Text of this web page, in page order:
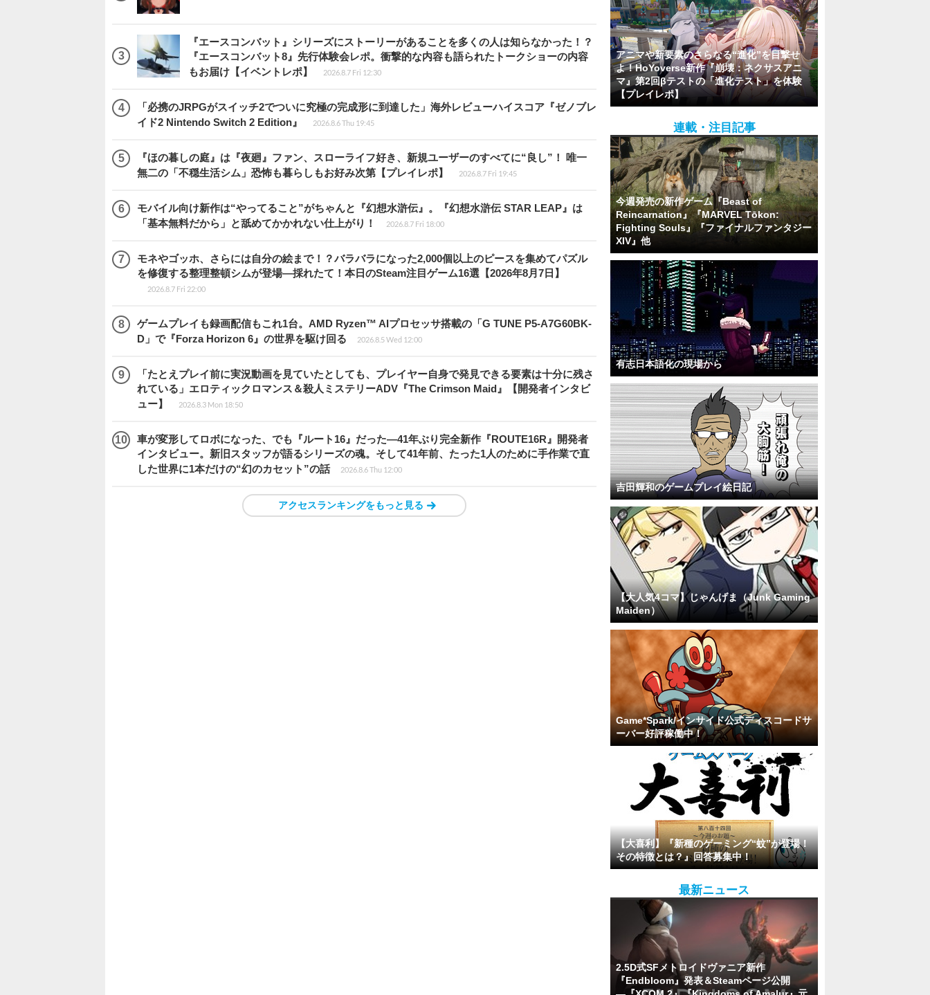
『エースコンバット』シリーズにストーリーがあることを多くの人は知らなかった！？
『エースコンバット8』先行体験会レポ。衝撃的な内容も語られたトークショーの内容
もお届け【イベントレポ】
2026.8.7 Fri 12:30
「必携のJRPGがスイッチ2でついに究極の完成形に到達した」海外レビューハイスコア『ゼノブレ
イド2 Nintendo Switch 2 Edition』
2026.8.6 Thu 19:45
『ほの暮しの庭』は『夜廻』ファン、スローライフ好き、新規ユーザーのすべてに“良し”！ 唯一
無二の「不穏生活シム」恐怖も暮らしもお好み次第【プレイレポ】
2026.8.7 Fri 19:45
モバイル向け新作は“やってること”がちゃんと『幻想水滸伝』。『幻想水滸伝 STAR LEAP』は
「基本無料だから」と舐めてかかれない仕上がり！
2026.8.7 Fri 18:00
モネやゴッホ、さらには自分の絵まで！？バラバラになった2,000個以上のピースを集めてパズル
を修復する整理整頓シムが登場―採れたて！本日のSteam注目ゲーム16選【2026年8月7日】
2026.8.7 Fri 22:00
ゲームプレイも録画配信もこれ1台。AMD Ryzen™ AIプロセッサ搭載の「G TUNE P5-A7G60BK-
D」で『Forza Horizon 6』の世界を駆け回る
2026.8.5 Wed 12:00
「たとえプレイ前に実況動画を見ていたとしても、プレイヤー自身で発見できる要素は十分に残さ
れている」エロティックロマンス＆殺人ミステリーADV『The Crimson Maid』【開発者インタビ
ュー】
2026.8.3 Mon 18:50
車が変形してロボになった、でも『ルート16』だった―41年ぶり完全新作『ROUTE16R』開発者
インタビュー。新旧スタッフが語るシリーズの魂。そして41年前、たった1人のために手作業で直
した世界に1本だけの“幻のカセット”の話
2026.8.6 Thu 12:00
アクセスランキングをもっと見る
アニマや新要素のさらなる“進化”を目撃せ
よ！HoYoverse新作『崩壊：ネクサスアニ
マ』第2回βテストの「進化テスト」を体験
【プレイレポ】
連載・注目記事
今週発売の新作ゲーム『Beast of
Reincarnation』『MARVEL Tōkon:
Fighting Souls』『ファイナルファンタジー
XIV』他
有志日本語化の現場から
吉田輝和のゲームプレイ絵日記
【大人気4コマ】じゃんげま（Junk Gaming
Maiden）
Game*Spark/インサイド公式ディスコードサ
ーバー好評稼働中！
【大喜利】『新種のゲーミング“蚊”が登場！
その特徴とは？』回答募集中！
最新ニュース
2.5D式SFメトロイドヴァニア新作
『Endbloom』発表＆Steamページ公開